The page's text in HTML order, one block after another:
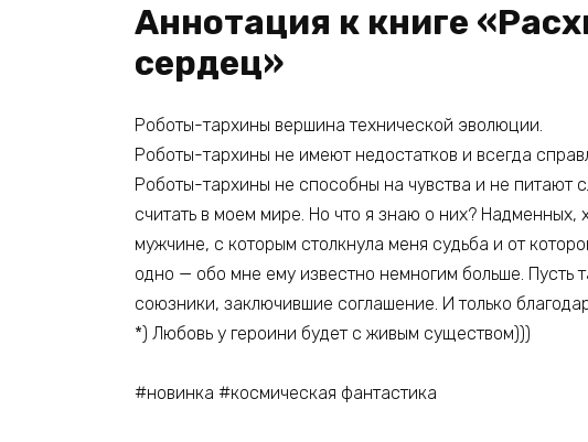
Аннотация к книге
сердец»
Роботы-тархины вершина технической эволюции.
Роботы-тархины не имеют недостатков и всегда
Роботы-тархины не способны на чувства и не питают
считать в моем мире. Но что я знаю о них? Надменных,
мужчине, с которым столкнула меня судьба и от
одно — обо мне ему известно немногим больше. Пусть
союзники, заключившие соглашение. И только
*) Любовь у героини будет с живым существом)))
#новинка #космическая фантастика